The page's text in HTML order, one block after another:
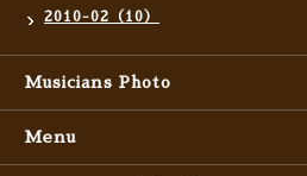
2010-02（10）
Musicians Photo
Menu